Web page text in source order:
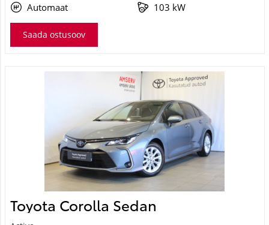
Automaat
103 kW
Saada ostusoov
Toyota Corolla Sedan